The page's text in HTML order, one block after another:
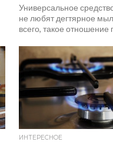
Универсальное
не любят дегтярное
всего, такое
вшей. Однако, его
для многого....
ИНТЕРЕСНОЕ